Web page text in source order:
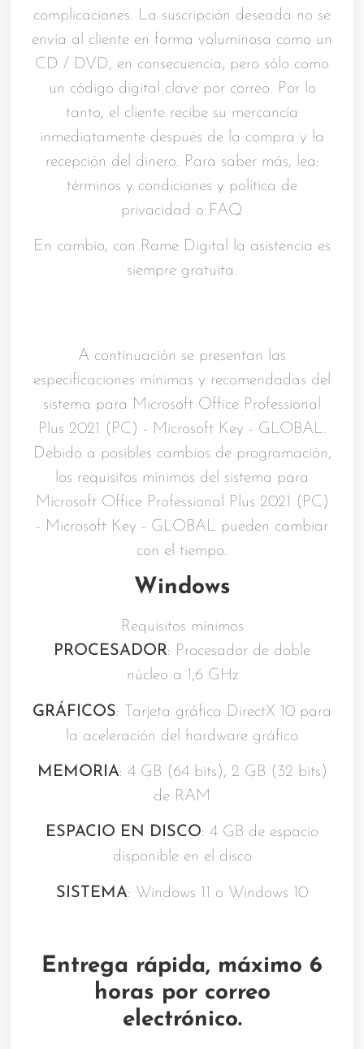
complicaciones. La suscripción deseada no se
envía al cliente en forma voluminosa como un
CD / DVD, en consecuencia, pero sólo como
un código digital clave por correo. Por lo
tanto, el cliente recibe su mercancía
inmediatamente después de la compra y la
recepción del dinero. Para saber más, lea:
términos y condiciones y política de
privacidad o FAQ
En cambio, con Rame Digital la asistencia es
siempre gratuita.
A continuación se presentan las
especificaciones mínimas y recomendadas del
sistema para Microsoft Office Professional
Plus 2021 (PC) - Microsoft Key - GLOBAL.
Debido a posibles cambios de programación,
los requisitos mínimos del sistema para
Microsoft Office Professional Plus 2021 (PC)
- Microsoft Key - GLOBAL pueden cambiar
con el tiempo.
Windows
Requisitos mínimos
PROCESADOR: Procesador de doble
núcleo a 1,6 GHz
GRÁFICOS: Tarjeta gráfica DirectX 10 para
la aceleración del hardware gráfico
MEMORIA: 4 GB (64 bits), 2 GB (32 bits)
de RAM
ESPACIO EN DISCO: 4 GB de espacio
disponible en el disco
SISTEMA: Windows 11 o Windows 10
Entrega rápida, máximo 6
horas por correo
electrónico.